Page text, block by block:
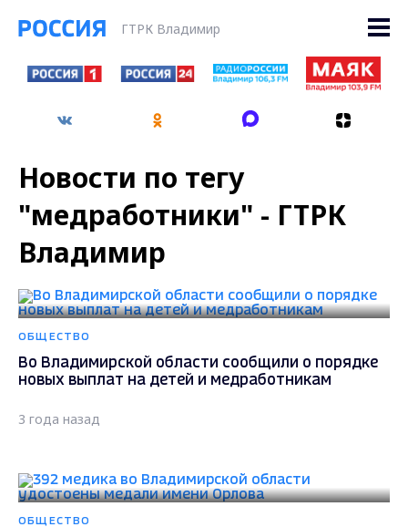
ГТРК Владимир
Новости по тегу
"медработники" - ГТРК
Владимир
ОБЩЕСТВО
Во Владимирской области сообщили о порядке
новых выплат на детей и медработникам
3 года назад
ОБЩЕСТВО